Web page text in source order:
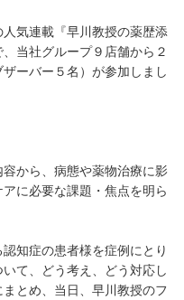
気連載『早川教授の薬歴添
当社グループ９店舗から２
ーバー５名）が参加しまし
から、病態や薬物治療に影
に必要な課題・焦点を明ら
知症の患者様を症例にとり
て、どう考え、どう対応し
とめ、当日、早川教授のフ